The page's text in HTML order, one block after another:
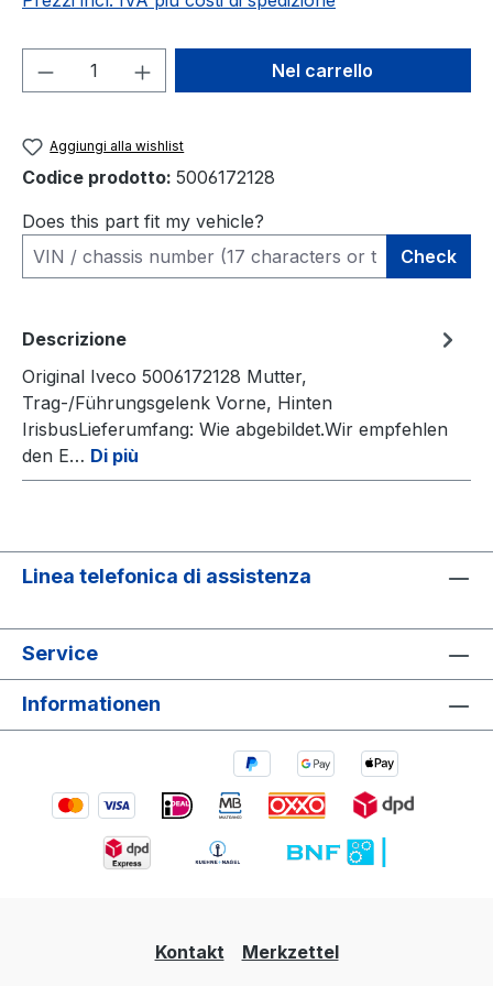
Quantità del prodotto: inserisci la
Nel carrello
Aggiungi alla wishlist
Codice prodotto: 5006172128
Does this part fit my vehicle?
Check
Descrizione
Original Iveco 5006172128 Mutter,
Trag-/Führungsgelenk Vorne, Hinten
IrisbusLieferumfang: Wie abgebildet.Wir empfehlen
den E… Di più
Linea telefonica di assistenza
Service
Informationen
Kontakt Merkzettel